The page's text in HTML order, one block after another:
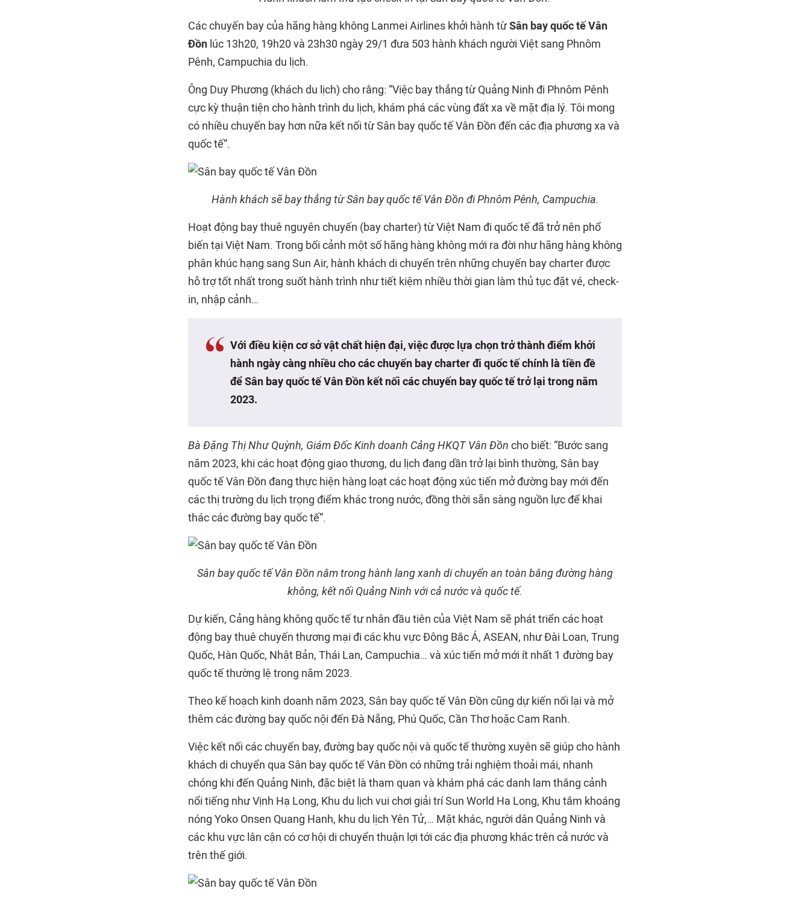
Các chuyến bay của hãng hàng không Lanmei Airlines khởi hành từSân bay quốc tế Vân
Đồn lúc 13h20, 19h20 và 23h30 ngày 29/1 đưa 503 hành khách người Việt sang Phnôm
Pênh, Campuchia du lịch.
Ông Duy Phương (khách du lịch) cho rằng: “Việc bay thẳng từ Quảng Ninh đi Phnôm Pênh
cực kỳ thuận tiện cho hành trình du lịch, khám phá các vùng đất xa về mặt địa lý. Tôi mong
có nhiều chuyến bay hơn nữa kết nối từ Sân bay quốc tế Vân Đồn đến các địa phương xa và
quốc tế”.
Hành khách sẽ bay thẳng từ Sân bay quốc tế Vân Đồn đi Phnôm Pênh, Campuchia.
Hoạt động bay thuê nguyên chuyến (bay charter) từ Việt Nam đi quốc tế đã trở nên phổ
biến tại Việt Nam. Trong bối cảnh một số hãng hàng không mới ra đời như hãng hàng không
phân khúc hạng sang Sun Air, hành khách di chuyển trên những chuyến bay charter được
hỗ trợ tốt nhất trong suốt hành trình như tiết kiệm nhiều thời gian làm thủ tục đặt vé, check-
in, nhập cảnh…
Với điều kiện cơ sở vật chất hiện đại, việc được lựa chọn trở thành điểm khởi
hành ngày càng nhiều cho các chuyến bay charter đi quốc tế chính là tiền đề
để Sân bay quốc tế Vân Đồn kết nối các chuyến bay quốc tế trở lại trong năm
2023.
Bà Đặng Thị Như Quỳnh, Giám Đốc Kinh doanh Cảng HKQT Vân Đồn cho biết: “Bước sang
năm 2023, khi các hoạt động giao thương, du lịch đang dần trở lại bình thường, Sân bay
quốc tế Vân Đồn đang thực hiện hàng loạt các hoạt động xúc tiến mở đường bay mới đến
các thị trường du lịch trọng điểm khác trong nước, đồng thời sẵn sàng nguồn lực để khai
thác các đường bay quốc tế”.
Sân bay quốc tế Vân Đồn nằm trong hành lang xanh di chuyển an toàn bằng đường hàng
không, kết nối Quảng Ninh với cả nước và quốc tế.
Dự kiến, Cảng hàng không quốc tế tư nhân đầu tiên của Việt Nam sẽ phát triển các hoạt
động bay thuê chuyến thương mại đi các khu vực Đông Bắc Á, ASEAN, như Đài Loan, Trung
Quốc, Hàn Quốc, Nhật Bản, Thái Lan, Campuchia… và xúc tiến mở mới ít nhất 1 đường bay
quốc tế thường lệ trong năm 2023.
Theo kế hoạch kinh doanh năm 2023, Sân bay quốc tế Vân Đồn cũng dự kiến nối lại và mở
thêm các đường bay quốc nội đến Đà Nẵng, Phú Quốc, Cần Thơ hoặc Cam Ranh.
Việc kết nối các chuyến bay, đường bay quốc nội và quốc tế thường xuyên sẽ giúp cho hành
khách di chuyển qua Sân bay quốc tế Vân Đồn có những trải nghiệm thoải mái, nhanh
chóng khi đến Quảng Ninh, đặc biệt là tham quan và khám phá các danh lam thắng cảnh
nổi tiếng như Vịnh Hạ Long, Khu du lịch vui chơi giải trí Sun World Ha Long, Khu tắm khoáng
nóng Yoko Onsen Quang Hanh, khu du lịch Yên Tử,… Mặt khác, người dân Quảng Ninh và
các khu vực lân cận có cơ hội di chuyển thuận lợi tới các địa phương khác trên cả nước và
trên thế giới.